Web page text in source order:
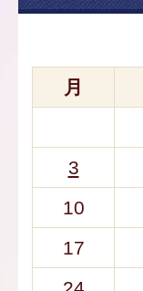
月
3
10
17